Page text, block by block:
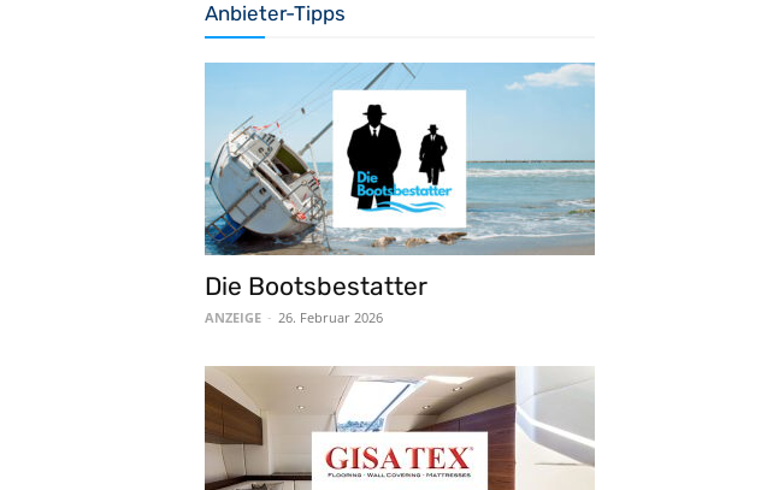
Anbieter-Tipps
Die Bootsbestatter
ANZEIGE - 26. Februar 2026